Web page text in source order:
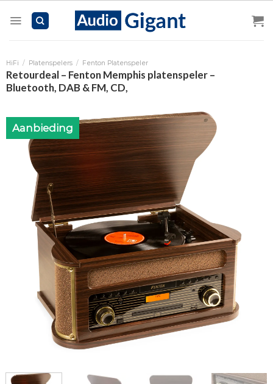
HiFi / Platenspelers / Fenton Platenspeler
Retourdeal – Fenton Memphis platenspeler –
Bluetooth, DAB & FM, CD,
Aanbieding